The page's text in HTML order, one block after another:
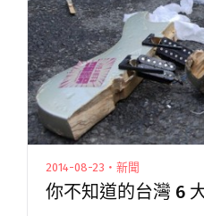
停之後，線上拜訪居家
操"
2014-08-23・新聞
你不知道的台灣 6